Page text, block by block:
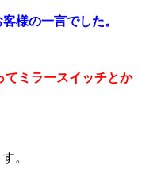
様の一言でした。
てミラースイッチとか
。